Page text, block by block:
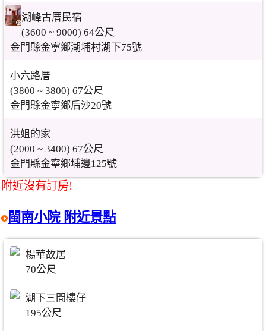
湖峰古厝民宿
(3600 ~ 9000) 64公尺
金門縣金寧鄉湖埔村湖下75號
小六路厝
(3800 ~ 3800) 67公尺
金門縣金寧鄉后沙20號
洪姐的家
(2000 ~ 3400) 67公尺
金門縣金寧鄉埔邊125號
附近沒有訂房!
閩南小院 附近景點
楊華故居
70公尺
湖下三間樓仔
195公尺